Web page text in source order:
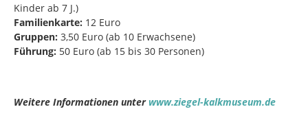
Kinder ab 7 J.)
Familienkarte: 12 Euro
Gruppen: 3,50 Euro (ab 10 Erwachsene)
Führung: 50 Euro (ab 15 bis 30 Personen)
Weitere Informationen unter www.ziegel-kalkmuseum.de